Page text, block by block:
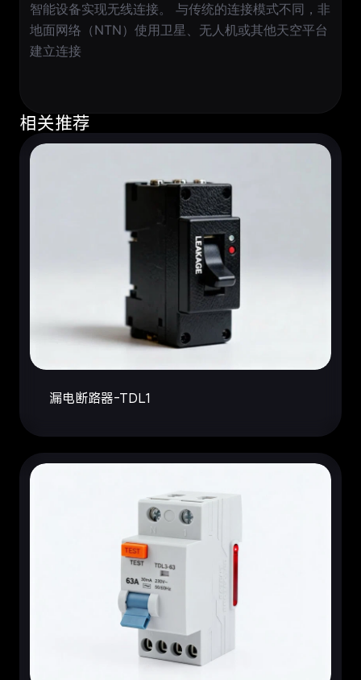
智能设备实现无线连接。 与传统的连接模式不同，非
地面网络（NTN）使用卫星、无人机或其他天空平台
建立连接
相关推荐
漏电断路器-TDL1